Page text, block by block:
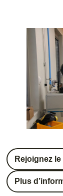
Rejoignez
Plus